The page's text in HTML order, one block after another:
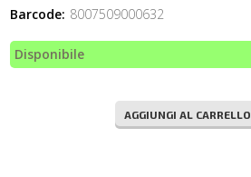
Barcode: 8007509000632
Disponibile
AGGIUNGI AL CARRELLO